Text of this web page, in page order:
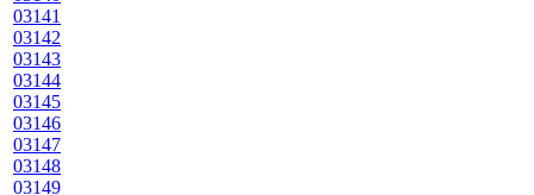
03141
03142
03143
03144
03145
03146
03147
03148
03149